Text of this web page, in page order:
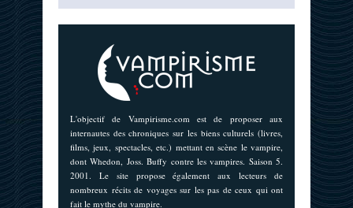
L'objectif de Vampirisme.com est de proposer aux
internautes des chroniques sur les biens culturels (livres,
films, jeux, spectacles, etc.) mettant en scène le vampire,
dont Whedon, Joss. Buffy contre les vampires. Saison 5.
2001. Le site propose également aux lecteurs de
nombreux récits de voyages sur les pas de ceux qui ont
fait le mythe du vampire.